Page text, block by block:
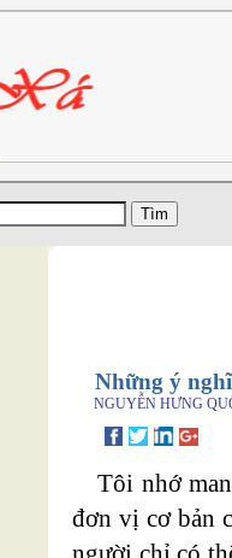
Những ý
NGUYỄN HƯNG
Tôi nhớ
đơn vị cơ bản